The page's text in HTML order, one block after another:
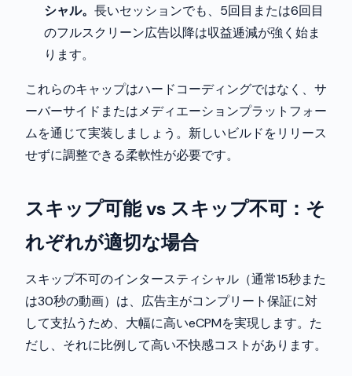
シャル。 長いセッションでも、5回目または6回目
のフルスクリーン広告以降は収益逓減が強く始ま
ります。
これらのキャップはハードコーディングではなく、サ
ーバーサイドまたはメディエーションプラットフォー
ムを通じて実装しましょう。新しいビルドをリリース
せずに調整できる柔軟性が必要です。
スキップ可能 vs スキップ不可：そ
れぞれが適切な場合
スキップ不可のインタースティシャル（通常15秒また
は30秒の動画）は、広告主がコンプリート保証に対
して支払うため、大幅に高いeCPMを実現します。た
だし、それに比例して高い不快感コストがあります。